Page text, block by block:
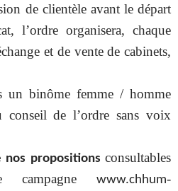
de clientèle avant le départ
l’ordre organisera, chaque
et de vente de cabinets,
un binôme femme / homme
conseil de l’ordre sans voix
nos propositions consultables
www.chhum-